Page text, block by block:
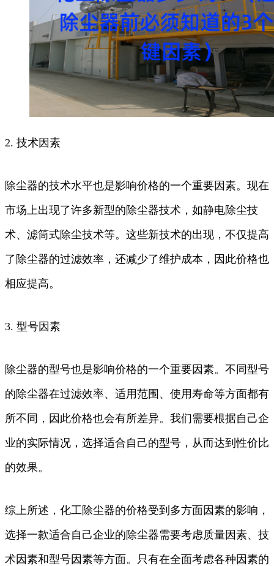
2. 技术因素
除尘器的技术水平也是影响价格的一个重要因素。现在
市场上出现了许多新型的除尘器技术，如静电除尘技
术、滤筒式除尘技术等。这些新技术的出现，不仅提高
了除尘器的过滤效率，还减少了维护成本，因此价格也
相应提高。
3. 型号因素
除尘器的型号也是影响价格的一个重要因素。不同型号
的除尘器在过滤效率、适用范围、使用寿命等方面都有
所不同，因此价格也会有所差异。我们需要根据自己企
业的实际情况，选择适合自己的型号，从而达到性价比
的效果。
综上所述，化工除尘器的价格受到多方面因素的影响，
选择一款适合自己企业的除尘器需要考虑质量因素、技
术因素和型号因素等方面。只有在全面考虑各种因素的